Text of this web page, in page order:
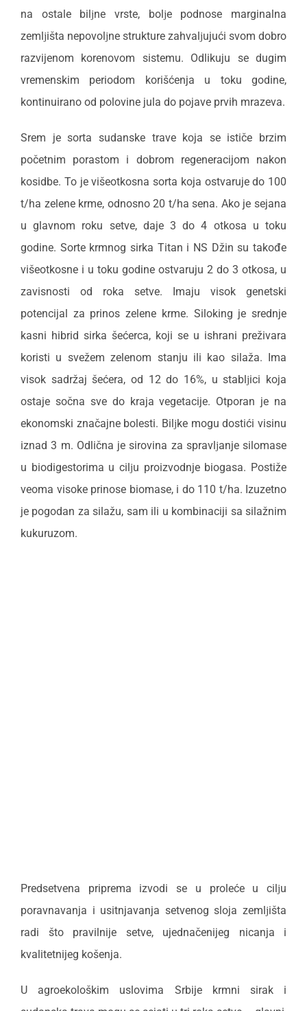
na ostale bilјne vrste, bolјe podnose marginalna
zemlјišta nepovolјne strukture zahvalјujući svom dobro
razvijenom korenovom sistemu. Odlikuju se dugim
vremenskim periodom korišćenja u toku godine,
kontinuirano od polovine jula do pojave prvih mrazeva.
Srem je sorta sudanske trave koja se ističe brzim
početnim porastom i dobrom regeneracijom nakon
kosidbe. To je višeotkosna sorta koja ostvaruje do 100
t/ha zelene krme, odnosno 20 t/ha sena. Ako je sejana
u glavnom roku setve, daje 3 do 4 otkosa u toku
godine. Sorte krmnog sirka Titan i NS Džin su takođe
višeotkosne i u toku godine ostvaruju 2 do 3 otkosa, u
zavisnosti od roka setve. Imaju visok genetski
potencijal za prinos zelene krme. Siloking je srednje
kasni hibrid sirka šećerca, koji se u ishrani preživara
koristi u svežem zelenom stanju ili kao silaža. Ima
visok sadržaj šećera, od 12 do 16%, u stablјici koja
ostaje sočna sve do kraja vegetacije. Otporan je na
ekonomski značajne bolesti. Bilјke mogu dostići visinu
iznad 3 m. Odlična je sirovina za spravlјanje silomase
u biodigestorima u cilјu proizvodnje biogasa. Postiže
veoma visoke prinose biomase, i do 110 t/ha. Izuzetno
je pogodan za silažu, sam ili u kombinaciji sa silažnim
kukuruzom.
Predsetvena priprema izvodi se u proleće u cilјu
poravnavanja i usitnjavanja setvenog sloja zemlјišta
radi što pravilnije setve, ujednačenijeg nicanja i
kvalitetnijeg košenja.
U agroekološkim uslovima Srbije krmni sirak i